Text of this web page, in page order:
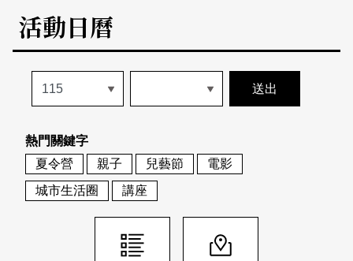
本期專題
歷史專題
活動特區
活動列表
地圖搜尋
關於我們
關於我們
刊物索取地點
會員基本資料
刊登活動
網站導覽 English
日本語 登入/註冊
活動日曆
熱門關鍵字
夏令營
親子 兒藝節
電影
城市生活圈
講座